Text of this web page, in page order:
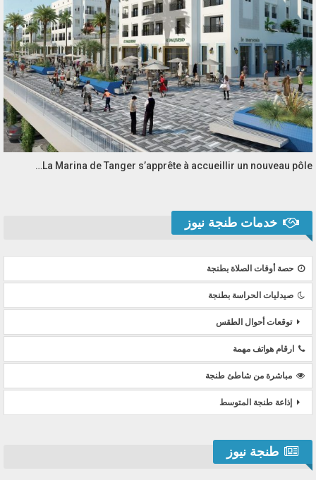
La Marina de Tanger s’apprête à accueillir un nouveau pôle…
خدمات طنجة نيوز
حصة أوقات الصلاة بطنجة
صيدليات الحراسة بطنجة
توقعات أحوال الطقس
ارقام هواتف مهمة
مباشرة من شاطئ طنجة
إذاعة طنجة المتوسط
طنجة نيوز